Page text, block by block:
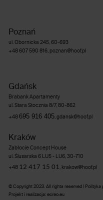
Poznań
ul. Obornicka 245, 60-693
+48 607 590 816, poznan@hoof.pl
Gdańsk
Brabank Apartamenty
ul. Stara Stocznia 8/7, 80-862
+48 695 916 405,gdansk@hoof.pl
Kraków
Zabłocie Concept House
ul. Ślusarska 6 LU5 - LU6, 30-710
+48 12 417 15 01 , krakow@hoof.pl
© Copyright 2023. All rights reserved |
Polityka
Projekt i realizacja:ecreo.eu